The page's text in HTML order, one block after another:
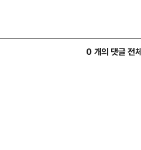
0 개의 댓글 전